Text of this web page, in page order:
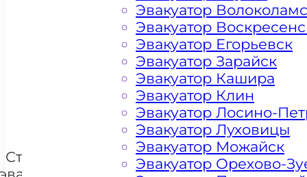
Цена от 4500 рублей
+ 100 РУБЛЕЙ ЗА КИЛОМЕТР
Стоимость
Эвакуатор
Эвакуатор
Эвакуатор Егорьевск
Эвакуатор Зарайск
Эвакуатор Кашира
Эвакуатор Клин
Эвакуатор Лосино-
Эвакуатор Луховицы
Эвакуатор Можайск
Эвакуатор Орехово-